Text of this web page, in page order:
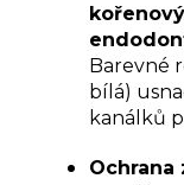
Barevné
bílá)
kanálků